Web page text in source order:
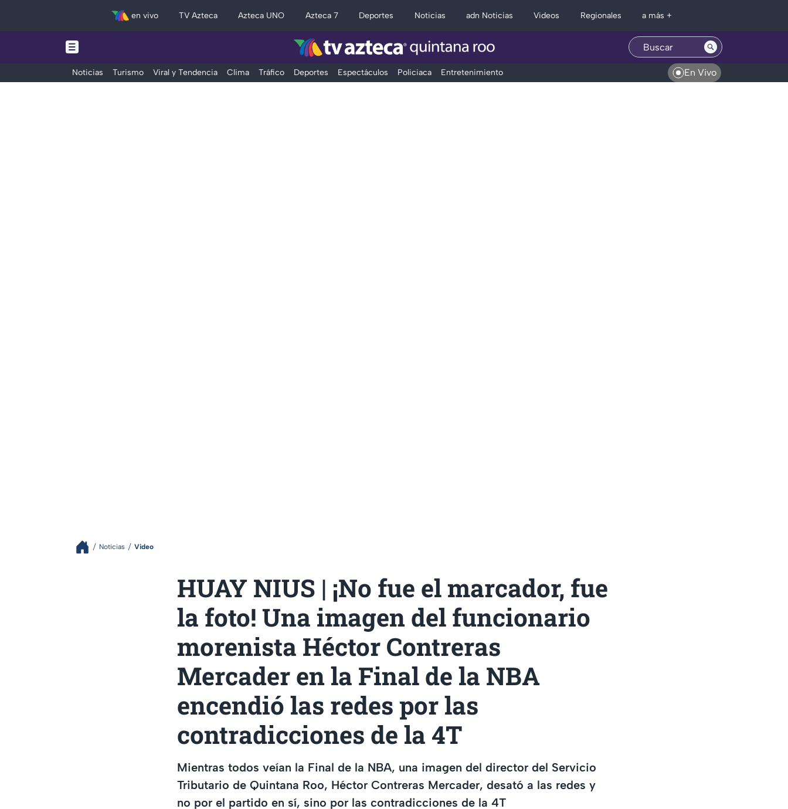
en vivo TV Azteca Azteca UNO Azteca 7 Deportes Noticias adn Noticias Videos Regionales a más +
Noticias Turismo Viral y Tendencia Clima Tráfico Deportes Espectáculos Policiaca Entretenimiento En Vivo
Noticias Video
HUAY NIUS | ¡No fue el marcador, fue
la foto! Una imagen del funcionario
morenista Héctor Contreras
Mercader en la Final de la NBA
encendió las redes por las
contradicciones de la 4T
Mientras todos veían la Final de la NBA, una imagen del director del Servicio
Tributario de Quintana Roo, Héctor Contreras Mercader, desató a las redes y
no por el partido en sí, sino por las contradicciones de la 4T